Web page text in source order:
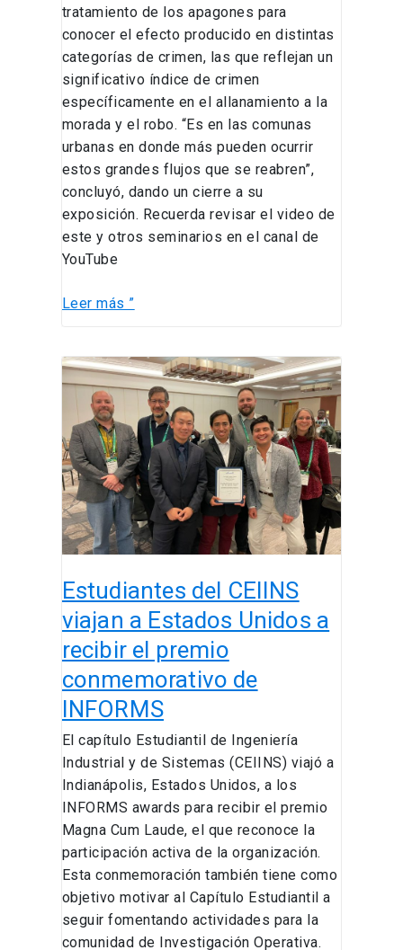
tratamiento de los apagones para
conocer el efecto producido en distintas
categorías de crimen, las que reflejan un
significativo índice de crimen
específicamente en el allanamiento a la
morada y el robo. “Es en las comunas
urbanas en donde más pueden ocurrir
estos grandes flujos que se reabren”,
concluyó, dando un cierre a su
exposición. Recuerda revisar el video de
este y otros seminarios en el canal de
YouTube
Leer más ”
Estudiantes del CEIINS
viajan a Estados Unidos a
recibir el premio
conmemorativo de
INFORMS
El capítulo Estudiantil de Ingeniería
Industrial y de Sistemas (CEIINS) viajó a
Indianápolis, Estados Unidos, a los
INFORMS awards para recibir el premio
Magna Cum Laude, el que reconoce la
participación activa de la organización.
Esta conmemoración también tiene como
objetivo motivar al Capítulo Estudiantil a
seguir fomentando actividades para la
comunidad de Investigación Operativa.
Estudiantes
del
CEIINS
viajan
a
Estados
Unidos
a
recibir
premio
conmemorativo
de
INFORMS